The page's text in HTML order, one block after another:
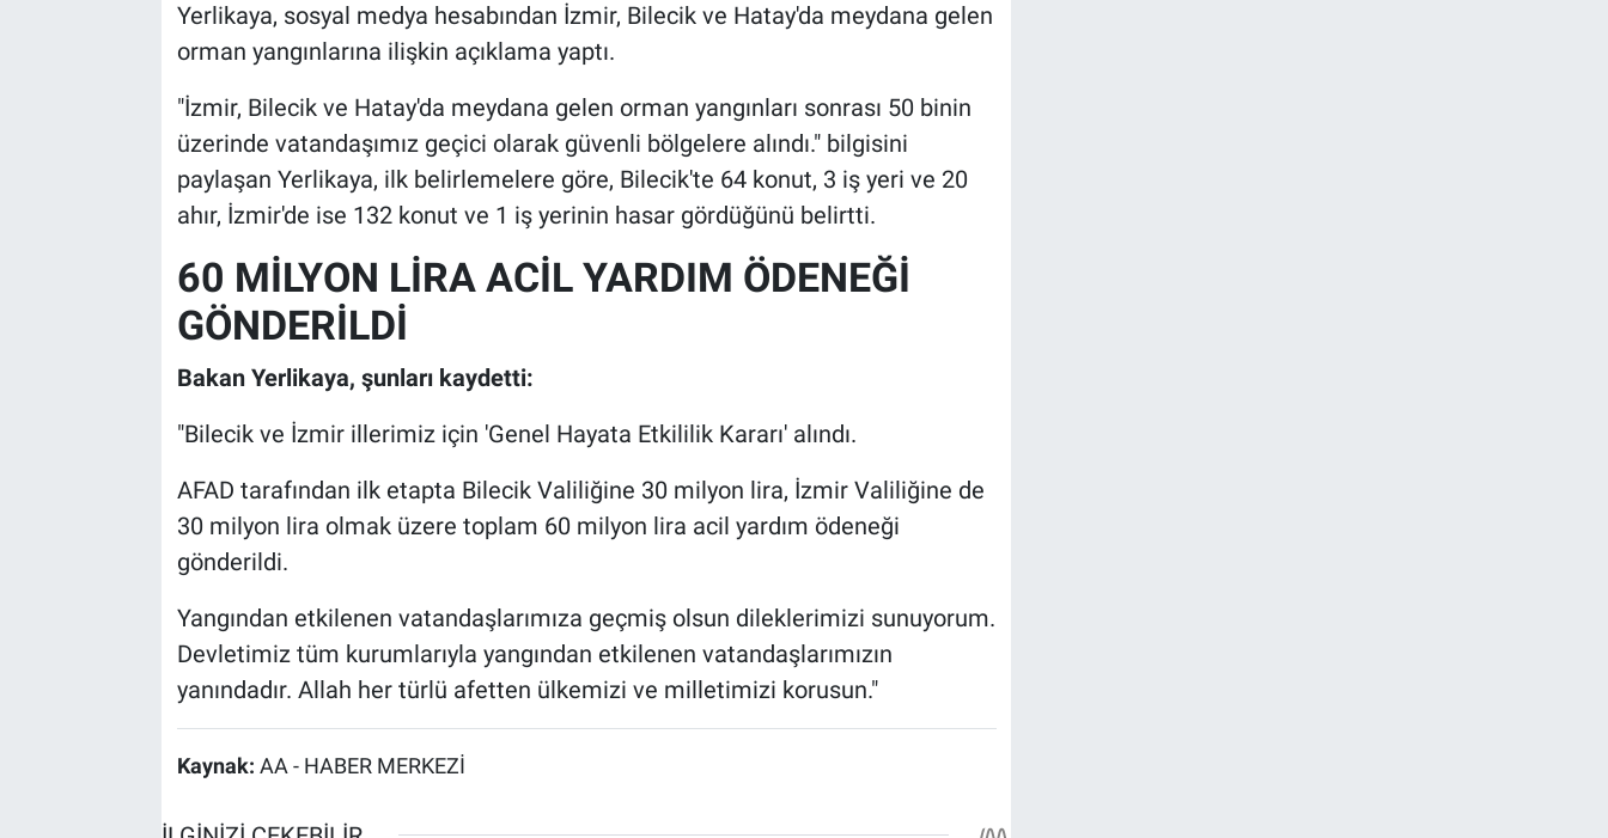
Yerlikaya, sosyal medya hesabından İzmir, Bilecik ve Hatay'da meydana gelen
orman yangınlarına ilişkin açıklama yaptı.
"İzmir, Bilecik ve Hatay'da meydana gelen orman yangınları sonrası 50 binin
üzerinde vatandaşımız geçici olarak güvenli bölgelere alındı." bilgisini
paylaşan Yerlikaya, ilk belirlemelere göre, Bilecik'te 64 konut, 3 iş yeri ve 20
ahır, İzmir'de ise 132 konut ve 1 iş yerinin hasar gördüğünü belirtti.
60 MİLYON LİRA ACİL YARDIM ÖDENEĞİ
GÖNDERİLDİ
Bakan Yerlikaya, şunları kaydetti:
"Bilecik ve İzmir illerimiz için 'Genel Hayata Etkililik Kararı' alındı.
AFAD tarafından ilk etapta Bilecik Valiliğine 30 milyon lira, İzmir Valiliğine de
30 milyon lira olmak üzere toplam 60 milyon lira acil yardım ödeneği
gönderildi.
Yangından etkilenen vatandaşlarımıza geçmiş olsun dileklerimizi sunuyorum.
Devletimiz tüm kurumlarıyla yangından etkilenen vatandaşlarımızın
yanındadır. Allah her türlü afetten ülkemizi ve milletimizi korusun."
Kaynak: AA - HABER MERKEZİ